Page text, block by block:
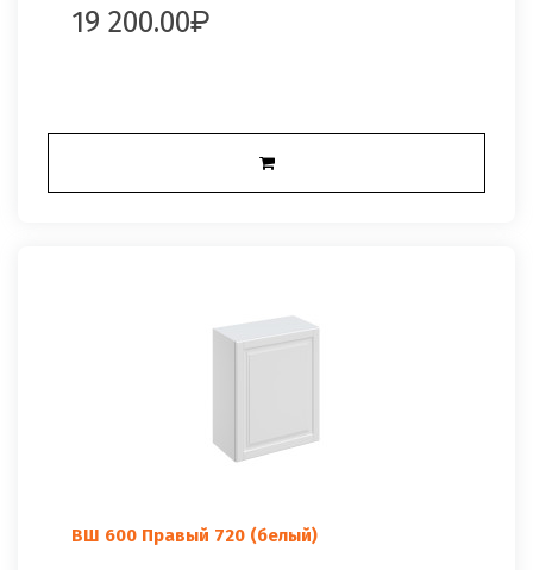
19 200.00
ВШ 600 Правый 720 (белый)